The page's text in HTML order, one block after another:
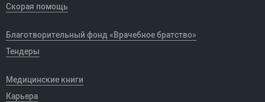
Скорая помощь
Благотворительный фонд «Врачебное братство»
Тендеры
Медицинские книги
Карьера